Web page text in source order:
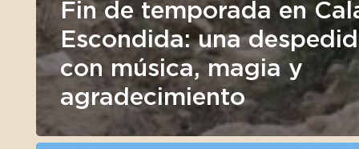
Fin de temporada en
Escondida: una
con música, magia y
agradecimiento